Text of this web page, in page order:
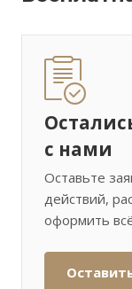
с нами
Оставьте
действий,
оформить